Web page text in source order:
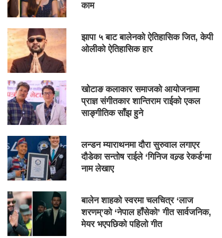
काम
झापा ५ बाट बालेनको ऐतिहासिक जित, केपी
ओलीको ऐतिहासिक हार
खोटाङ कलाकार समाजको आयोजनामा
प्राज्ञ संगीतकार शान्तिराम राईको एकल
साङ्गीतिक साँझ हुने
लन्डन म्याराथनमा दौरा सुरुवाल लगाएर
दौडेका सन्तोष राईले ‘गिनिज वल्र्ड रेकर्ड’मा
नाम लेखाए
बालेन शाहको स्वरमा चलचित्र ‘लाज
शरणम्’को ‘नेपाल हाँसेको’ गीत सार्वजनिक,
मेयर भएपछिको पहिलो गीत